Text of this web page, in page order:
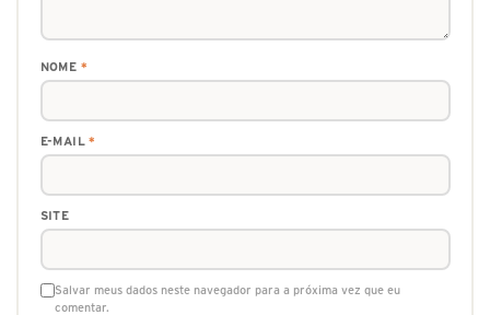
NOME *
E-MAIL*
SITE
Salvar meus dados neste navegador para a próxima vez que eu
comentar.